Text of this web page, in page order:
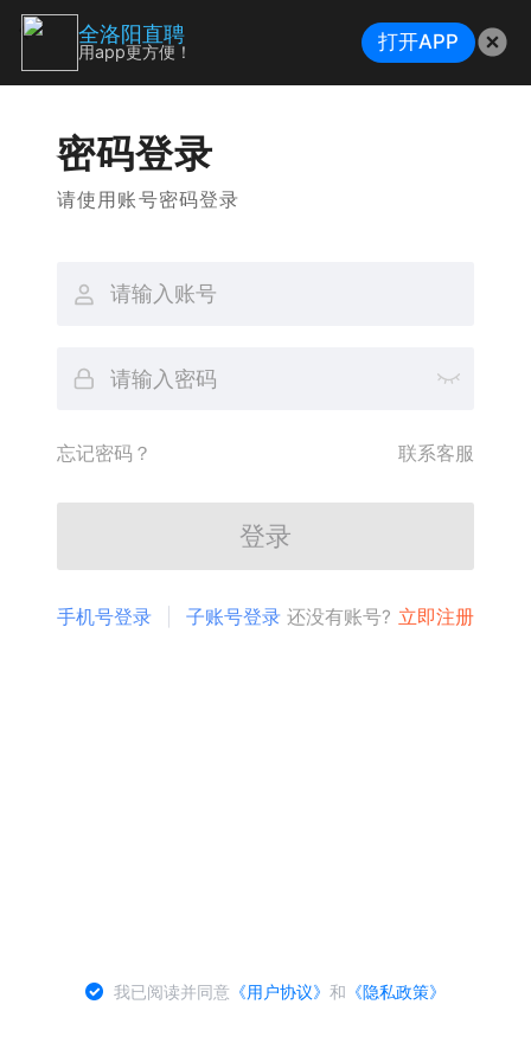
密码登录
请使用账号密码登录
忘记密码？ 联系客服
登录
手机号登录 子账号登录 还没有账号? 立即注册
我已阅读并同意 《用户协议》和 《隐私政策》
全洛阳直聘
用app更方便！ 打开APP